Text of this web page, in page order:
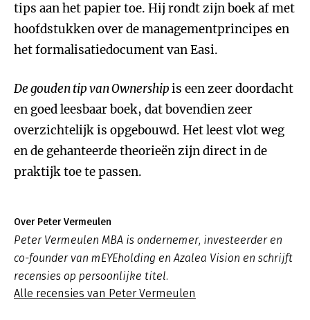
tips aan het papier toe. Hij rondt zijn boek af met
hoofdstukken over de managementprincipes en
het formalisatiedocument van Easi.
De gouden tip van Ownershipis een zeer doordacht
en goed leesbaar boek, dat bovendien zeer
overzichtelijk is opgebouwd. Het leest vlot weg
en de gehanteerde theorieën zijn direct in de
praktijk toe te passen.
Over Peter Vermeulen
Peter Vermeulen MBA is ondernemer, investeerder en
co-founder van mEYEholding en Azalea Vision en schrijft
recensies op persoonlijke titel.
Alle recensies van Peter Vermeulen